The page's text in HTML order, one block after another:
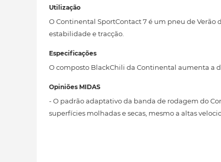
Utilização
O Continental SportContact 7 é um pneu de
estabilidade e tracção.
Especificações
O composto BlackChili da Continental aumenta a
Opiniões MIDAS
- O padrão adaptativo da banda de rodagem do
superfícies molhadas e secas, mesmo a altas